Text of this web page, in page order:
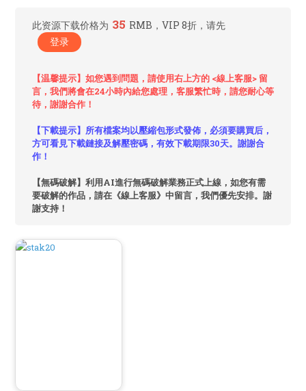
此资源下载价格为 35 RMB，VIP 8折，请先
登录
【温馨提示】如您遇到問題，請使用右上方的 <線上客服> 留
言，我們將會在24小時內給您處理，客服繁忙時，請您耐心等
待，謝謝合作！
【下載提示】所有檔案均以壓縮包形式發佈，必須要購買后，
方可看見下載鏈接及解壓密碼，有效下載期限30天。謝謝合
作！
【無碼破解】利用AI進行無碼破解業務正式上線，如您有需
要破解的作品，請在《線上客服》中留言，我們優先安排。謝
謝支持！